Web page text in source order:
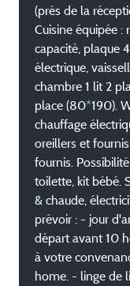
(près de la
Cuisine équipée
capacité, plaque
électrique,
chambre 1 lit 2
place (80*190).
chauffage
oreillers et
fournis.
toilette, kit bébé.
& chaude,
prévoir : - jour
départ avant 10
à votre
home. - linge de